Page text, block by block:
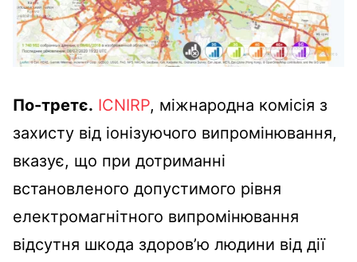
По-третє. ICNIRP, міжнародна комісія з
захисту від іонізуючого випромінювання,
вказує, що при дотриманні
встановленого допустимого рівня
електромагнітного випромінювання
відсутня шкода здоров’ю людини від дії